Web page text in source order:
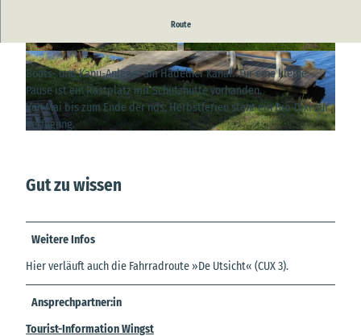
© A. Brüning |CC-BY © A. Brüning |CC-BY
Route
Boots- und Kanu-Anleger am Hadelner Kanal. Für eine kleine
Pause ist ein Rastplatz mit Schutzhütte vorhanden.
Von Mai bis zum Ende der nds. Herbstferien steht ein Bio-Dixi zur
Verfügung.
Gut zu wissen
Weitere Infos
Hier verläuft auch die Fahrradroute »De Utsicht« (CUX 3).
Ansprechpartner:in
Tourist-Information Wingst